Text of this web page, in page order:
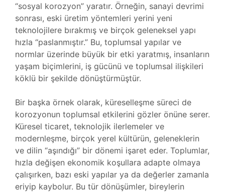
“sosyal korozyon” yaratır. Örneğin, sanayi devrimi
sonrası, eski üretim yöntemleri yerini yeni
teknolojilere bırakmış ve birçok geleneksel yapı
hızla “paslanmıştır.” Bu, toplumsal yapılar ve
normlar üzerinde büyük bir etki yaratmış, insanların
yaşam biçimlerini, iş gücünü ve toplumsal ilişkileri
köklü bir şekilde dönüştürmüştür.
Bir başka örnek olarak, küreselleşme süreci de
korozyonun toplumsal etkilerini gözler önüne serer.
Küresel ticaret, teknolojik ilerlemeler ve
modernleşme, birçok yerel kültürün, geleneklerin
ve dilin “aşındığı” bir dönemi işaret eder. Toplumlar,
hızla değişen ekonomik koşullara adapte olmaya
çalışırken, bazı eski yapılar ya da değerler zamanla
eriyip kaybolur. Bu tür dönüşümler, bireylerin